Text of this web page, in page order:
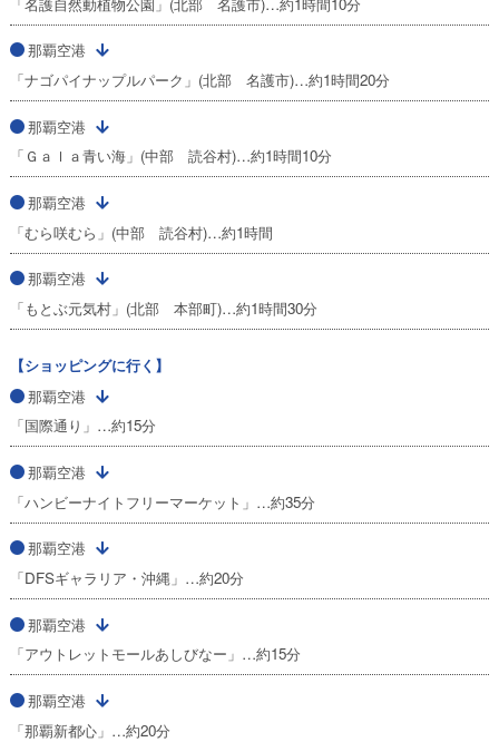
那覇空港
「ナゴパイナップルパーク」(北部 名護市)…約1時間20分
那覇空港
「Ｇａｌａ青い海」(中部 読谷村)…約1時間10分
那覇空港
「むら咲むら」(中部 読谷村)…約1時間
那覇空港
「もとぶ元気村」(北部 本部町)…約1時間30分
【ショッピングに行く】
那覇空港
「国際通り」…約15分
那覇空港
「ハンビーナイトフリーマーケット」…約35分
那覇空港
「DFSギャラリア・沖縄」…約20分
那覇空港
「アウトレットモールあしびなー」…約15分
那覇空港
「那覇新都心」…約20分